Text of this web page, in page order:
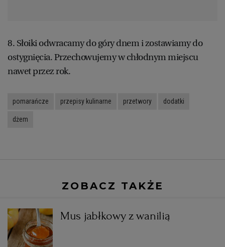
8. Słoiki odwracamy do góry dnem i zostawiamy do
ostygnięcia. Przechowujemy w chłodnym miejscu
nawet przez rok.
pomarańcze przepisy kulinarne przetwory dodatki
dżem
ZOBACZ TAKŻE
Mus jabłkowy z wanilią